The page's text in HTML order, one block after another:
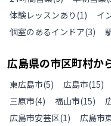
体験レッスンあり (1) イ
個室のあるインドア(3)
広島県の市区町村か
東広島市(5) 広島市(15)
三原市(4) 福山市(15)
広島市安芸区(1) 広島市